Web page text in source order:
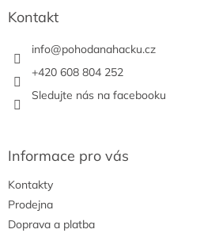
Kontakt
info@pohodanahacku.cz
+420 608 804 252
Sledujte nás na facebooku
Informace pro vás
Kontakty
Prodejna
Doprava a platba